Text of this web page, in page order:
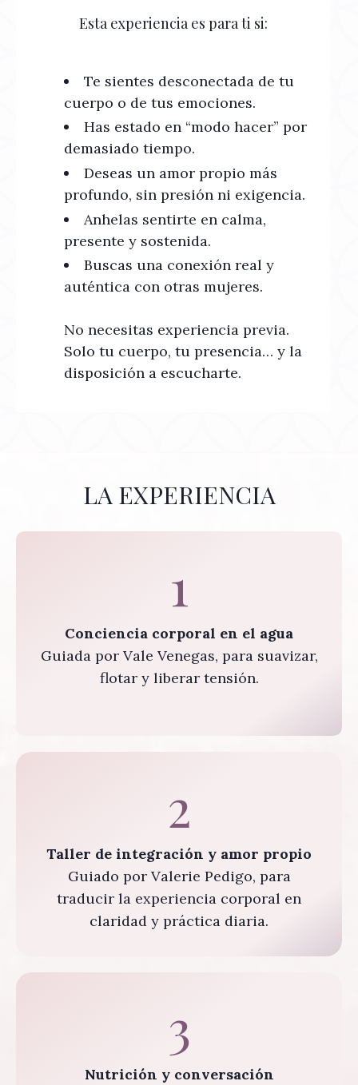
Esta experiencia es para ti si:
Te sientes desconectada de tu
cuerpo o de tus emociones.
Has estado en “modo hacer” por
demasiado tiempo.
Deseas un amor propio más
profundo, sin presión ni exigencia.
Anhelas sentirte en calma,
presente y sostenida.
Buscas una conexión real y
auténtica con otras mujeres.
No necesitas experiencia previa.
Solo tu cuerpo, tu presencia… y la
disposición a escucharte.
LA EXPERIENCIA
1
Conciencia corporal en el agua
Guiada por Vale Venegas, para suavizar,
flotar y liberar tensión.
2
Taller de integración y amor propio
Guiado por Valerie Pedigo, para
traducir la experiencia corporal en
claridad y práctica diaria.
3
Nutrición y conversación